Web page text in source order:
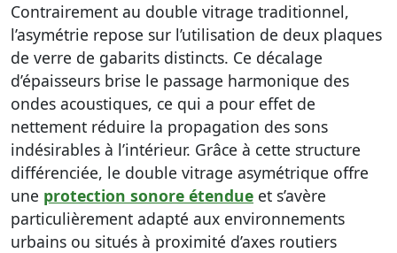
Contrairement au double vitrage traditionnel,
l’asymétrie repose sur l’utilisation de deux plaques
de verre de gabarits distincts. Ce décalage
d’épaisseurs brise le passage harmonique des
ondes acoustiques, ce qui a pour effet de
nettement réduire la propagation des sons
indésirables à l’intérieur. Grâce à cette structure
différenciée, le double vitrage asymétrique offre
une protection sonore étendue et s’avère
particulièrement adapté aux environnements
urbains ou situés à proximité d’axes routiers